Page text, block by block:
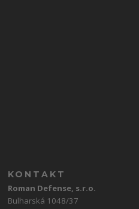
KONTAKT
Roman Defense, s.r.o.
Bulharská 1048/37